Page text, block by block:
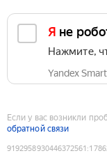
Я не
Нажмите,
Yandex
Если у вас возникли
обратной связи
9192958930446372561 :